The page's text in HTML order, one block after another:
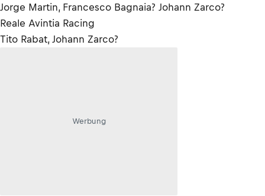
Jorge Martin, Francesco Bagnaia? Johann Zarco?
Reale Avintia Racing
Tito Rabat, Johann Zarco?
Werbung